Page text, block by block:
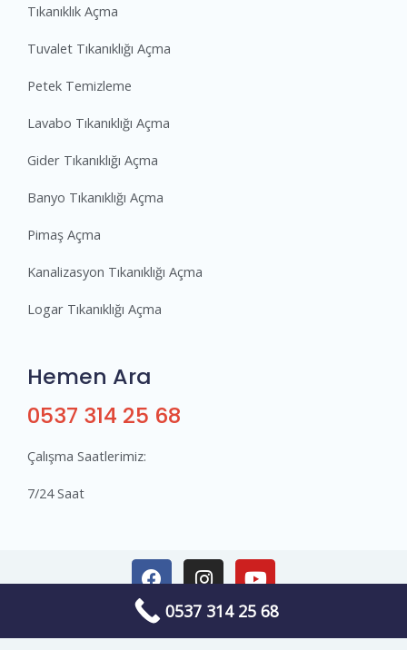
Tıkanıklık Açma
Tuvalet Tıkanıklığı Açma
Petek Temizleme
Lavabo Tıkanıklığı Açma
Gider Tıkanıklığı Açma
Banyo Tıkanıklığı Açma
Pimaş Açma
Kanalizasyon Tıkanıklığı Açma
Logar Tıkanıklığı Açma
Hemen Ara
0537 314 25 68
Çalışma Saatlerimiz:
7/24 Saat
0537 314 25 68